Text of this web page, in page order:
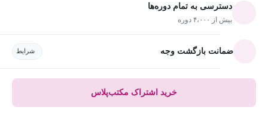
دسترسی به تمام دوره‌ها
بیش از ۴،۰۰۰ دوره
ضمانت بازگشت وجه شرایط
خرید اشتراک مکتب‌پلاس